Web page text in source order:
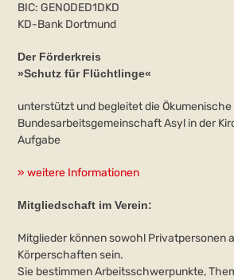
BIC: GENODED1DKD
KD-Bank Dortmund
Der Förderkreis
»Schutz für Flüchtlinge«
unterstützt und begleitet die Ökumenische
Bundesarbeitsgemeinschaft Asyl in der
Aufgabe
» weitere Informationen
Mitgliedschaft im Verein:
Mitglieder können sowohl Privatpersonen
Körperschaften sein.
Sie bestimmen Arbeitsschwerpunkte,